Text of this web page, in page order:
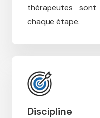
thérapeutes
chaque étape.
Discipline